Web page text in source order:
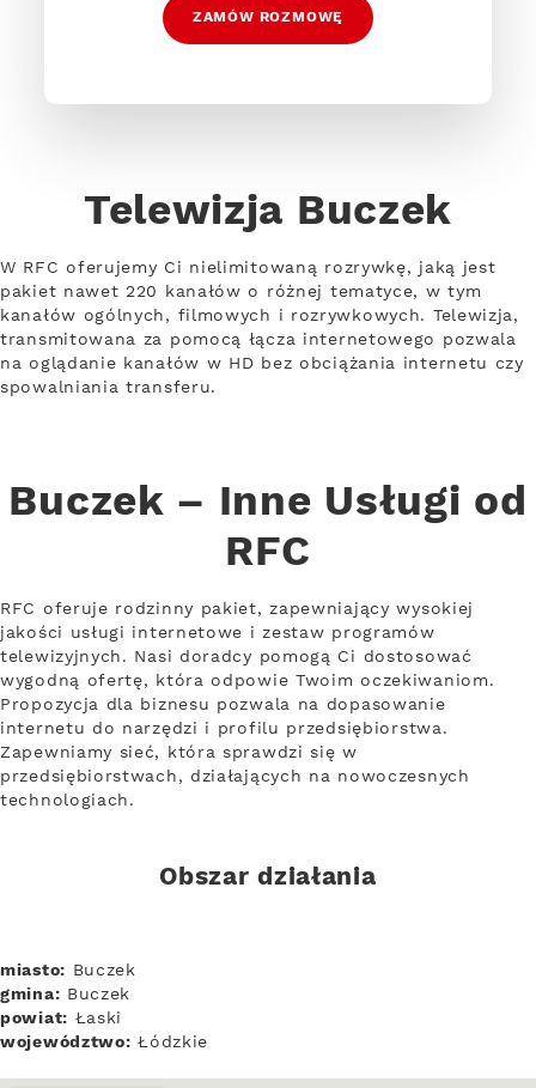
ZAMÓW ROZMOWĘ
Telewizja Buczek
W RFC oferujemy Ci nielimitowaną rozrywkę, jaką jest
pakiet nawet 220 kanałów o różnej tematyce, w tym
kanałów ogólnych, filmowych i rozrywkowych. Telewizja,
transmitowana za pomocą łącza internetowego pozwala
na oglądanie kanałów w HD bez obciążania internetu czy
spowalniania transferu.
Buczek – Inne Usługi od
RFC
RFC oferuje rodzinny pakiet, zapewniający wysokiej
jakości usługi internetowe i zestaw programów
telewizyjnych. Nasi doradcy pomogą Ci dostosować
wygodną ofertę, która odpowie Twoim oczekiwaniom.
Propozycja dla biznesu pozwala na dopasowanie
internetu do narzędzi i profilu przedsiębiorstwa.
Zapewniamy sieć, która sprawdzi się w
przedsiębiorstwach, działających na nowoczesnych
technologiach.
Obszar działania
miasto: Buczek
gmina: Buczek
powiat: Łaski
województwo: Łódzkie